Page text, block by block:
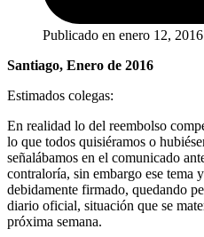
Publicado en enero 12, 2016
Santiago, Enero de 2016
Estimados colegas:
En realidad lo del reembolso
lo que todos quisiéramos o
señalábamos en el comunicado
contraloría, sin embargo ese tema
debidamente firmado, quedando
diario oficial, situación que se
próxima semana.